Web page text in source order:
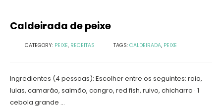
Caldeirada de peixe
CATEGORY: PEIXE, RECEITAS TAGS: CALDEIRADA, PEIXE
Ingredientes (4 pessoas): Escolher entre os seguintes: raia,
lulas, camarão, salmão, congro, red fish, ruivo, chicharro · 1
cebola grande ...